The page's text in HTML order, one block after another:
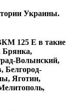
Украины.
125 Е в такие
Брянка,
Волынский,
Белгород-
Яготин,